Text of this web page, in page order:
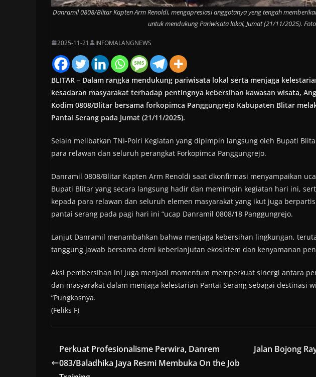
Danramil 0808/Blitar Kapten Arm Renoldi, mengapresiasi anggotanya yeng tengah
untuk mendukung Pariwisata lokal, Jumat (21/11/2025).
2025-11-21 INFOMALANGNEWS
BLITAR – Dalam rangka mendukung pariwisata lokal serta menjaga
kesadaran masyarakat terhadap pentingnya kebersihan kawasan wisata,
Kodim 0808/Blitar bersama forkopimca Panggungrejo Kabupaten Blitar
Pantai Serang pada Jumat (21/11/2025).
Selain melibatkan TNI-Polri Kegiatan yang dipimpin langsung oleh Bupati
para relawan dan seluruh perangkat Forkopimca Panggungrejo.
Danramil 0808/Blitar Kapten Arm Renoldi saat dkonfirmasi menyampaikan
Bupati Blitar yang secara langsung hadir dan memimpin kegiatan hari ini,
kepada para relawan dan seluruh elemen masyarakat yang ikut juga
pantai serang pada pagi hari ini “ucap Danramil 0808/18 Panggungrejo.
Lanjut Danramil menambahkan bahwa menjaga kebersihan lingkungan,
tanggung jawab bersama demi keberlanjutan ekosistem dan kenyamanan
Aksi pembersihan ini juga menjadi momentum memperkuat sinergi antara
dan masyarakat dalam menjaga kelestarian Pantai Serang sebagai destinasi
“Pungkasnya.
(Feliks F)
Perkuat Profesionalisme Perwira, Danrem
083/Baladhika Jaya Resmi Membuka On the Job
Jalan Bojong